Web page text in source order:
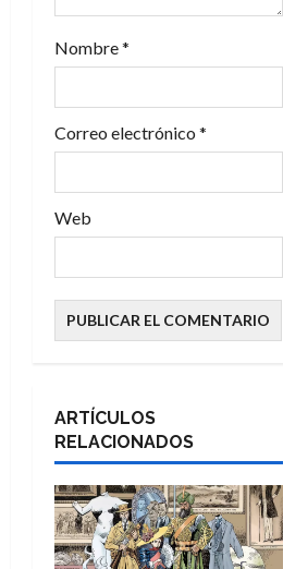
d
a
s
Nombre*
Correo electrónico *
Web
ARTÍCULOS
RELACIONADOS